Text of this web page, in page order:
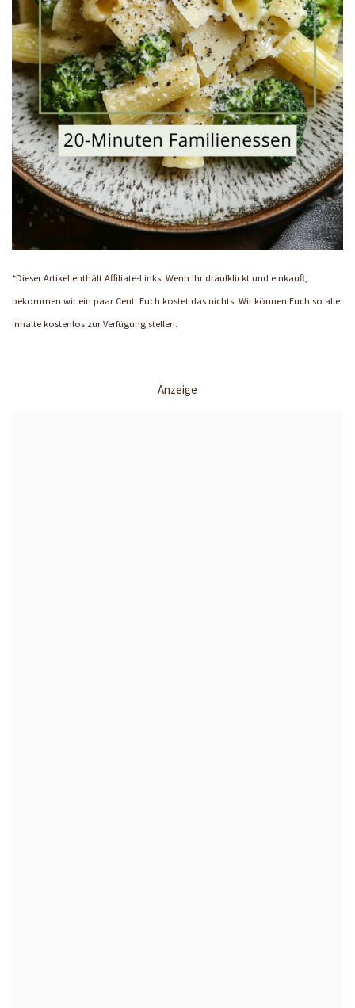
*Dieser Artikel enthält Affiliate-Links. Wenn Ihr draufklickt und einkauft,
bekommen wir ein paar Cent. Euch kostet das nichts. Wir können Euch so alle
Inhalte kostenlos zur Verfügung stellen.
Anzeige